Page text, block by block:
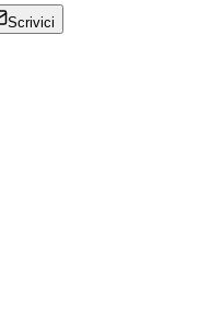
Scrivici